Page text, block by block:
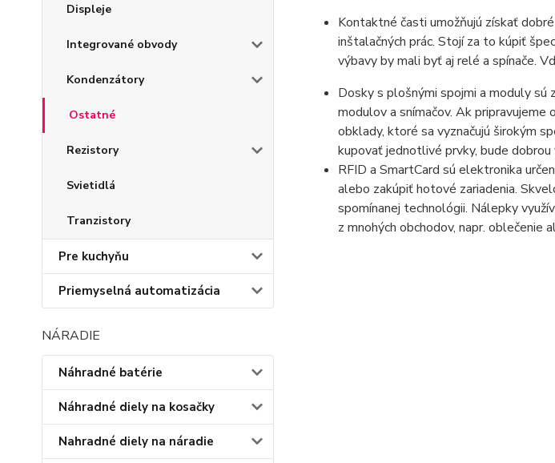
Displeje
Integrované obvody
Kondenzátory
Ostatné
Rezistory
Svietidlá
Tranzistory
Pre kuchyňu
Priemyselná automatizácia
NÁRADIE
Náhradné batérie
Náhradné diely na kosačky
Nahradné diely na náradie
Kontaktné časti umožňujú získať
inštalačných prác. Stojí za to kúpiť
výbavy by mali byť aj relé a spínače.
Dosky s plošnými spojmi a moduly sú
modulov a snímačov. Ak
obklady, ktoré sa vyznačujú širokým
kupovať jednotlivé prvky, bude dobrou
RFID a SmartCard sú elektronika
alebo zakúpiť hotové zariadenia.
spomínanej technológii. Nálepky
z mnohých obchodov, napr. oblečenie